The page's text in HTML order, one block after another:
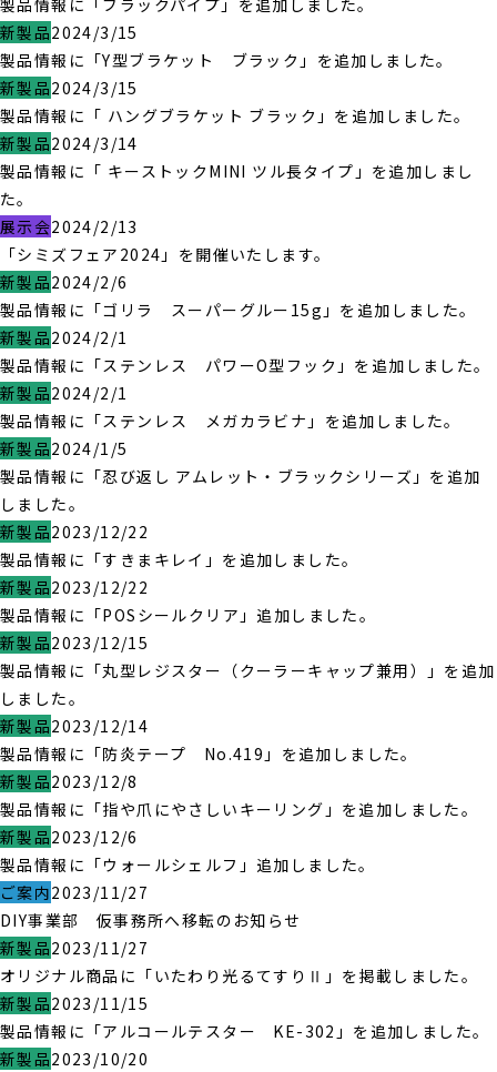
製品情報に「ブラックパイプ」を追加しました。
新製品2024/3/15
製品情報に「Y型ブラケット ブラック」を追加しました。
新製品2024/3/15
製品情報に「 ハングブラケット ブラック」を追加しました。
新製品2024/3/14
製品情報に「 キーストックMINI ツル長タイプ」を追加しまし
た。
展示会2024/2/13
「シミズフェア2024」を開催いたします。
新製品2024/2/6
製品情報に「ゴリラ スーパーグルー15g」を追加しました。
新製品2024/2/1
製品情報に「ステンレス パワーO型フック」を追加しました。
新製品2024/2/1
製品情報に「ステンレス メガカラビナ」を追加しました。
新製品2024/1/5
製品情報に「忍び返し アムレット・ブラックシリーズ」を追加
しました。
新製品2023/12/22
製品情報に「すきまキレイ」を追加しました。
新製品2023/12/22
製品情報に「POSシールクリア」追加しました。
新製品2023/12/15
製品情報に「丸型レジスター（クーラーキャップ兼用）」を追加
しました。
新製品2023/12/14
製品情報に「防炎テープ No.419」を追加しました。
新製品2023/12/8
製品情報に「指や爪にやさしいキーリング」を追加しました。
新製品2023/12/6
製品情報に「ウォールシェルフ」追加しました。
ご案内2023/11/27
DIY事業部 仮事務所へ移転のお知らせ
新製品2023/11/27
オリジナル商品に「いたわり光るてすりⅡ」を掲載しました。
新製品2023/11/15
製品情報に「アルコールテスター KE-302」を追加しました。
新製品2023/10/20